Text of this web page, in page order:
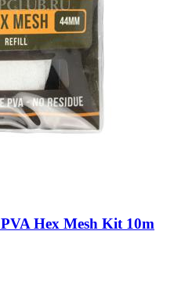
Hex Mesh Kit 10m